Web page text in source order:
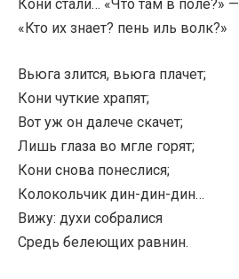
Кони стали… «Что там в поле?» —
«Кто их знает? пень иль волк?»
Вьюга злится, вьюга плачет;
Кони чуткие храпят;
Вот уж он далече скачет;
Лишь глаза во мгле горят;
Кони снова понеслися;
Колокольчик дин-дин-дин…
Вижу: духи собралися
Средь белеющих равнин.